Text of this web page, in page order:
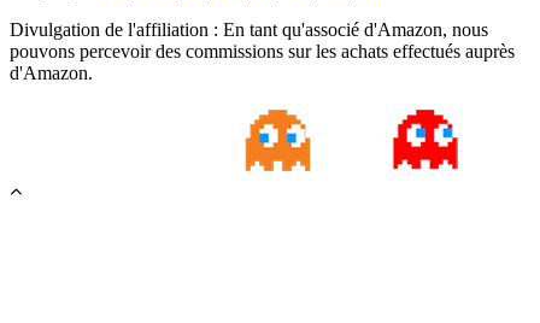
Divulgation de l'affiliation : En tant qu'associé d'Amazon, nous
pouvons percevoir des commissions sur les achats effectués auprès
d'Amazon.